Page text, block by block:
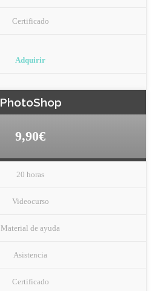
Certificado
Adquirir
PhotoShop
9,90€
20 horas
Videocurso
Material de ayuda
Asistencia
Certificado